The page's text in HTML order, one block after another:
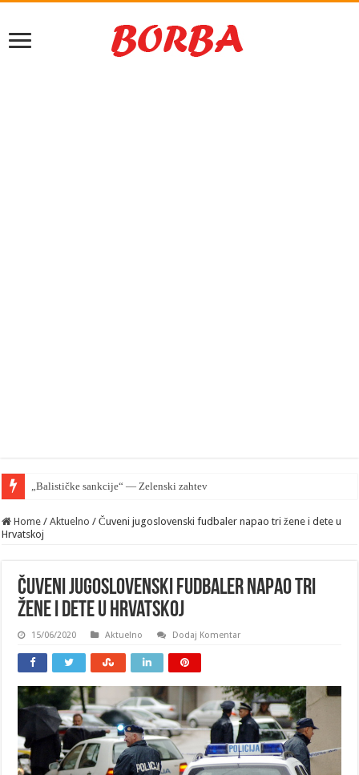
„Balističke sankcije“ — Zelenski zahteva od EU zaštiti Kijev ali
Home / Aktuelno / Čuveni jugoslovenski fudbaler napao tri žene i dete u
Hrvatskoj
Čuveni jugoslovenski fudbaler napao tri
žene i dete u Hrvatskoj
15/06/2020 Aktuelno Dodaj Komentar